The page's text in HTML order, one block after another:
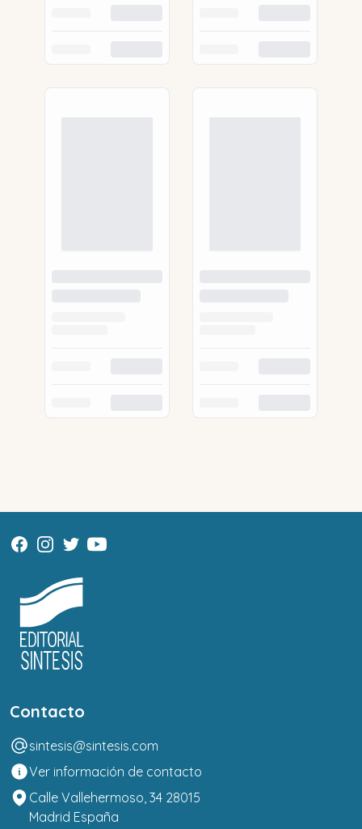
Contacto
sintesis@sintesis.com
Ver información de contacto
Calle Vallehermoso, 34 28015
Madrid España